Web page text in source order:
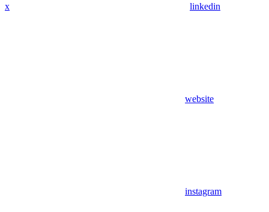
x linkedin
website
instagram